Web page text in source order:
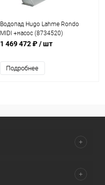
Водопад Hugo Lahme Rondo
MIDI +насос (8734520)
1 469 472 ₽/ шт
Подробнее